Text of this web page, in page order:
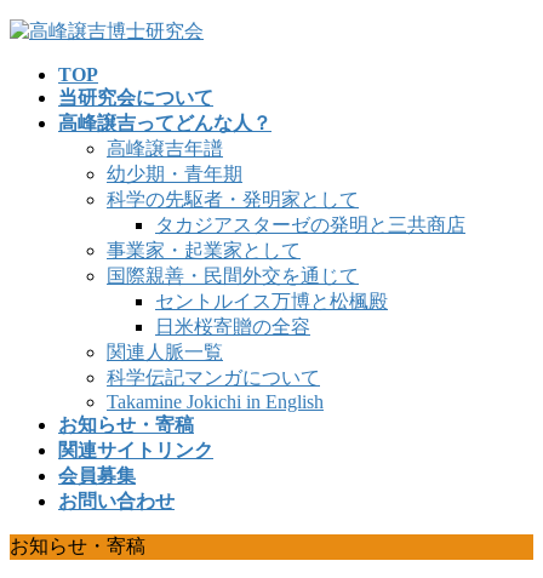
コ
ナ
TOP
当研究会について
高峰譲吉ってどんな人？
高峰譲吉年譜
幼少期・青年期
科学の先駆者・発明家として
タカジアスターゼの発明と三共商店
事業家・起業家として
国際親善・民間外交を通じて
セントルイス万博と松楓殿
日米桜寄贈の全容
関連人脈一覧
科学伝記マンガについて
Takamine Jokichi in English
お知らせ・寄稿
関連サイトリンク
会員募集
お問い合わせ
お知らせ・寄稿